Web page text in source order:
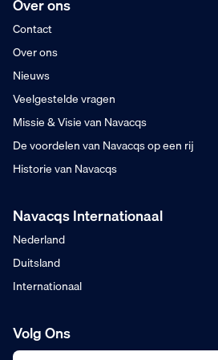
Over ons
Contact
Over ons
Nieuws
Veelgestelde vragen
Missie & Visie van Navacqs
De voordelen van Navacqs op een rij
Historie van Navacqs
Navacqs Internationaal
Nederland
Duitsland
Internationaal
Volg Ons